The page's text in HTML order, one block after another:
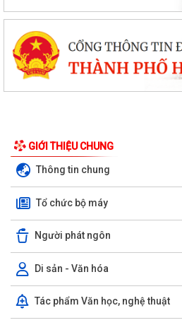
GIỚI THIỆU CHUNG
Thông tin chung
Tổ chức bộ máy
Người phát ngôn
Di sản - Văn hóa
Tác phẩm Văn học, nghệ thuật